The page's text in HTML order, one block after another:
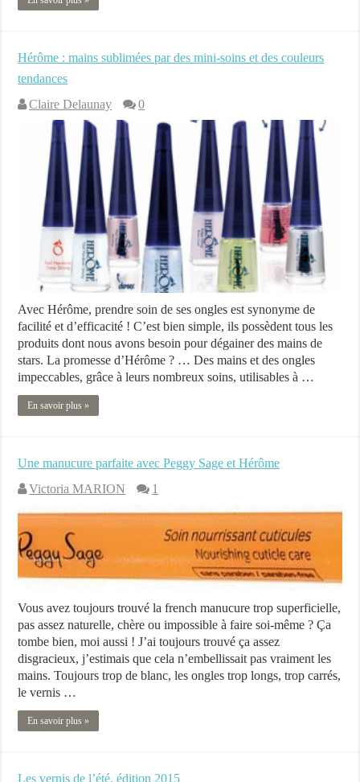
Hérôme : mains sublimées par des mini-soins et des couleurs
tendances
Claire Delaunay
0
Avec Hérôme, prendre soin de ses ongles est synonyme de
facilité et d’efficacité ! C’est bien simple, ils possèdent tous les
produits dont nous avons besoin pour dégainer des mains de
stars. La promesse d’Hérôme ? … Des mains et des ongles
impeccables, grâce à leurs nombreux soins, utilisables à …
En savoir plus »
Une manucure parfaite avec Peggy Sage et Hérôme
Victoria MARION
1
Vous avez toujours trouvé la french manucure trop superficielle,
pas assez naturelle, chère ou impossible à faire soi-même ? Ça
tombe bien, moi aussi ! J’ai toujours trouvé ça assez
disgracieux, j’estimais que cela n’embellissait pas vraiment les
mains. Toujours trop de blanc, les ongles trop longs, trop carrés,
le vernis …
En savoir plus »
Les vernis de l’été, édition 2015